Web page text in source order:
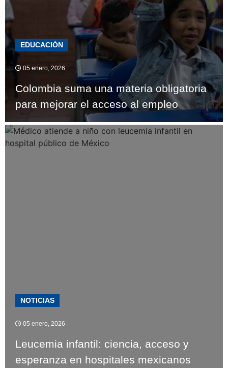
EDUCACIÓN
05 enero, 2026
Colombia suma una materia obligatoria
para mejorar el acceso al empleo
NOTICIAS
05 enero, 2026
Leucemia infantil: ciencia, acceso y
esperanza en hospitales mexicanos